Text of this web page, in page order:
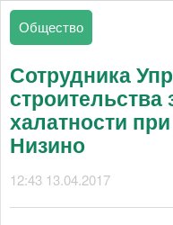
Общество
Сотрудника
халатности
Низино
12:43 13.04.2017